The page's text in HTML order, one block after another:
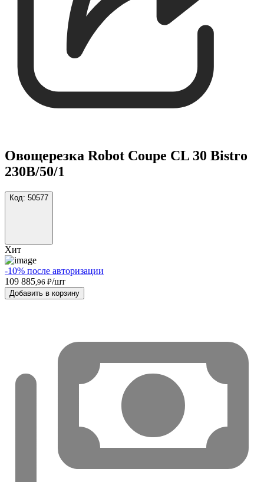
Овощерезка Robot Coupe CL 30 Bistro
230B/50/1
Код: 50577
Хит
-10% после авторизации
109 885 ,96 ₽/шт
Добавить в корзину